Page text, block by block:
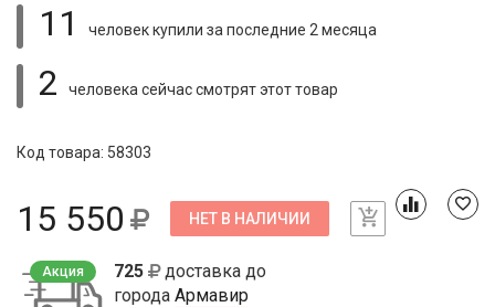
11 человек купили за последние 2 месяца
2 человека сейчас смотрятэтот товар
Код товара: 58303
15 550 НЕТ В НАЛИЧИИ
Акция 725
доставка до
города Армавир